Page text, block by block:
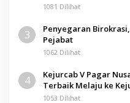
1081 Dilihat
3
Penyegaran
Pejabat
1062 Dilihat
4
Kejurcab V Pagar
Terbaik Melaju ke
1053 Dilihat